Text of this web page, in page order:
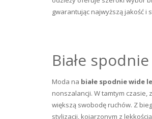
gwarantując najwyższą jakość i
Białe
Moda na białe spodnie wide
nonszalancji. W tamtym czasie,
większą swobodę ruchów. Z
stylizacji, kojarzonym z